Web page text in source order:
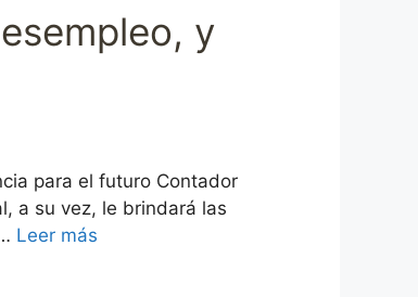
y
para el futuro Contador
a su vez, le brindará las
Leer más